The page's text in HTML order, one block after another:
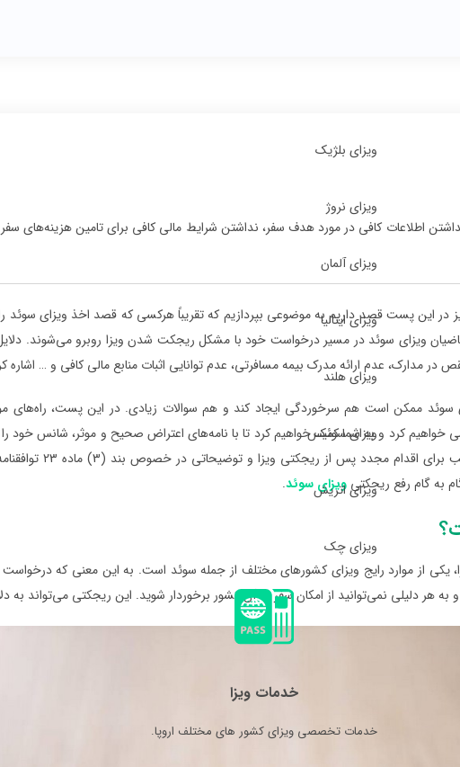
ویزای بلژیک
ویزای نروژ
ویزای آلمان
ویزای ایتالیا
ویزای هلند
ویزای سوئیس
ویزای اتریش
ویزای چک
خدمات ویزا
خدمات تخصصی ویزای کشور های مختلف اروپا.
اطلاعات کافی در مورد هدف سفر، نداشتن شرایط مالی کافی برای تامین هزینه‌های
در این پست قصد داریم به موضوعی بپردازیم که تقریباً هرکسی که قصد اخذ ویزای سوئد
ویزای سوئد در مسیر درخواست خود با مشکل ریجکت شدن ویزا روبرو می‌شوند.
در مدارک، عدم ارائه مدرک بیمه مسافرتی، عدم توانایی اثبات منابع مالی کافی و … اشاره
سوئد ممکن است هم سرخوردگی ایجاد کند و هم سوالات زیادی. در این پست، راه‌های
خواهیم کرد و به شما کمک خواهیم کرد تا با نامه‌های اعتراض صحیح و موثر، شانس خود
به مراحل و زمان‌بندی
به گام رفع ریجکتیویزای سوئد.
یکی از موارد رایج ویزای کشورهای مختلف از جمله سوئد است. به این معنی که
هر دلیلی نمی‌توانید از امکان سفر به آن کشور برخوردار شوید. این ریجکتی می‌تواند به